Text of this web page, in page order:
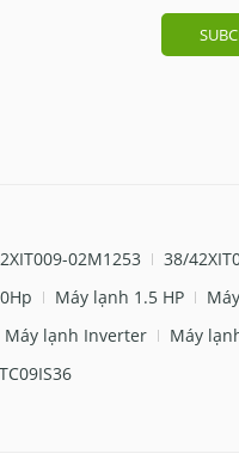
02M1253 38/
Máy lạnh 1.5 HP
Máy lạnh Inverter Máy
TC09IS36